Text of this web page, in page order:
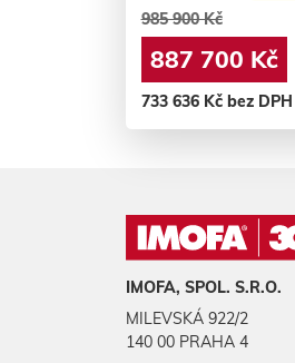
985 900 Kč
887 700 Kč
733 636 Kč bez DPH
IMOFA, SPOL. S.R.O.
MILEVSKÁ 922/2
140 00 PRAHA 4